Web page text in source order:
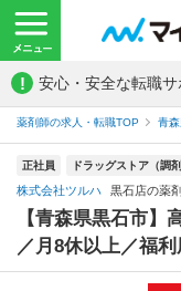
! 安心・安全な転職サ
薬剤師の求人・転職TOP 青
正社員 ドラッグストア（調剤
株式会社ツルハ 黒石店の薬
【青森県黒石市
／月8休以上／福